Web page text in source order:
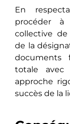
En
procéder à
collective de
de la
documents
totale avec
approche
succès de la